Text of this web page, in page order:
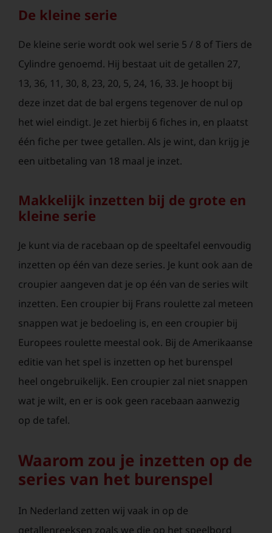
De kleine serie
De kleine serie wordt ook wel serie 5 / 8 of Tiers de
Cylindre genoemd. Hij bestaat uit de getallen 27,
13, 36, 11, 30, 8, 23, 20, 5, 24, 16, 33. Je hoopt bij
deze inzet dat de bal ergens tegenover de nul op
het wiel eindigt. Je zet hierbij 6 fiches in, en plaatst
één fiche per twee getallen. Als je wint, dan krijg je
een uitbetaling van 18 maal je inzet.
Makkelijk inzetten bij de grote en
kleine serie
Je kunt via de racebaan op de speeltafel eenvoudig
inzetten op één van deze series. Je kunt ook aan de
croupier aangeven dat je op één van de series wilt
inzetten. Een croupier bij Frans roulette zal meteen
snappen wat je bedoeling is, en een croupier bij
Europees roulette meestal ook. Bij de Amerikaanse
editie van het spel is inzetten op het burenspel
heel ongebruikelijk. Een croupier zal niet snappen
wat je wilt, en er is ook geen racebaan aanwezig
op de tafel.
Waarom zou je inzetten op de
series van het burenspel
In Nederland zetten wij vaak in op de
getallenreeksen zoals we die op het speelbord